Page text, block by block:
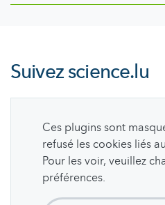
Suivezscience.lu
Ces plugins sont
refusé les cookies liés
Pour les voir, veuillez
préférences.